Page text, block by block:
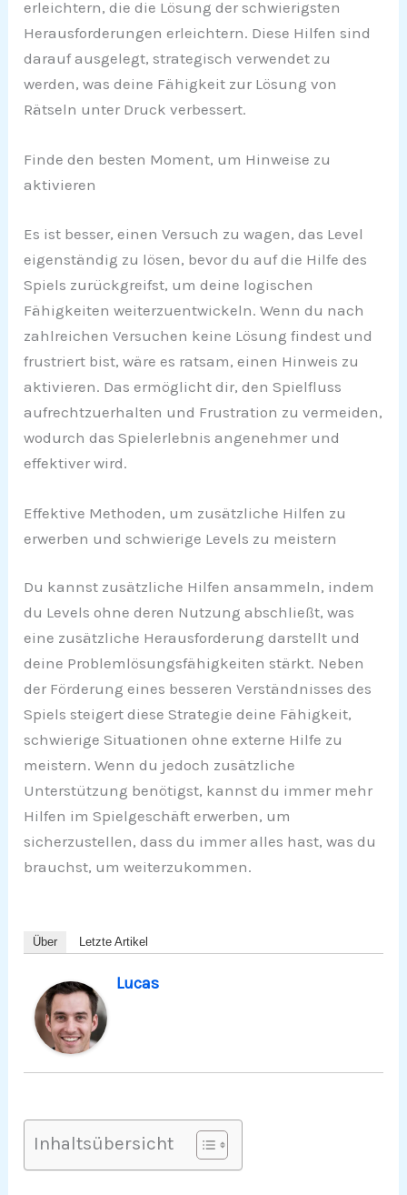
erleichtern, die die Lösung der schwierigsten
Herausforderungen erleichtern. Diese Hilfen sind
darauf ausgelegt, strategisch verwendet zu
werden, was deine Fähigkeit zur Lösung von
Rätseln unter Druck verbessert.
Finde den besten Moment, um Hinweise zu
aktivieren
Es ist besser, einen Versuch zu wagen, das Level
eigenständig zu lösen, bevor du auf die Hilfe des
Spiels zurückgreifst, um deine logischen
Fähigkeiten weiterzuentwickeln. Wenn du nach
zahlreichen Versuchen keine Lösung findest und
frustriert bist, wäre es ratsam, einen Hinweis zu
aktivieren. Das ermöglicht dir, den Spielfluss
aufrechtzuerhalten und Frustration zu vermeiden,
wodurch das Spielerlebnis angenehmer und
effektiver wird.
Effektive Methoden, um zusätzliche Hilfen zu
erwerben und schwierige Levels zu meistern
Du kannst zusätzliche Hilfen ansammeln, indem
du Levels ohne deren Nutzung abschließt, was
eine zusätzliche Herausforderung darstellt und
deine Problemlösungsfähigkeiten stärkt. Neben
der Förderung eines besseren Verständnisses des
Spiels steigert diese Strategie deine Fähigkeit,
schwierige Situationen ohne externe Hilfe zu
meistern. Wenn du jedoch zusätzliche
Unterstützung benötigst, kannst du immer mehr
Hilfen im Spielgeschäft erwerben, um
sicherzustellen, dass du immer alles hast, was du
brauchst, um weiterzukommen.
Über Letzte Artikel
Lucas
Inhaltsübersicht